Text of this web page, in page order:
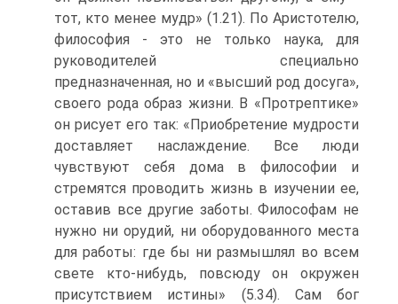
тот, кто менее мудр» (1.21). По Аристотелю,
философия - это не только наука, для
руководителей специально
предназначенная, но и «высший род досуга»,
своего рода образ жизни. В «Протрептике»
он рисует его так: «Приобретение мудрости
доставляет наслаждение. Все люди
чувствуют себя дома в философии и
стремятся проводить жизнь в изучении ее,
оставив все другие заботы. Философам не
нужно ни орудий, ни оборудованного места
для работы: где бы ни размышлял во всем
свете кто-нибудь, повсюду он окружен
присутствием истины» (5.34). Сам бог